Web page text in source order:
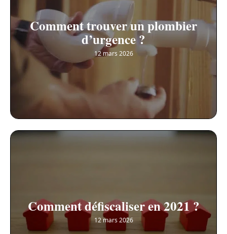
Comment trouver un plombier
d’urgence ?
12 mars 2026
Comment défiscaliser en 2021 ?
12 mars 2026